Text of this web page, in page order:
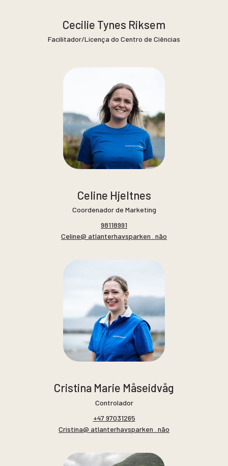
Cecilie Tynes Riksem
Facilitador/Licença do Centro de Ciências
Celine Hjeltnes
Coordenador de Marketing
98118991
Celine@ atlanterhavsparken . não
Cristina Marie Måseidvåg
Controlador
+47 97031265
Cristina@ atlanterhavsparken . não